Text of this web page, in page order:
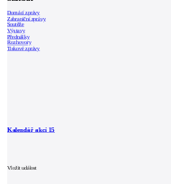
Domácí zprávy
Zahraniční zprávy
Soutěže
Výstavy
Přednášky
Rozhovory
Tiskové zprávy
Kalendář akcí 15
Vložit událost